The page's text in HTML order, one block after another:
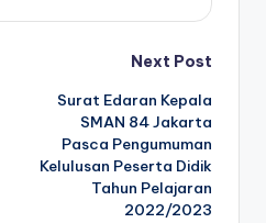
Next Post
Surat Edaran Kepala
SMAN 84 Jakarta
Pasca Pengumuman
Kelulusan Peserta Didik
Tahun Pelajaran
2022/2023